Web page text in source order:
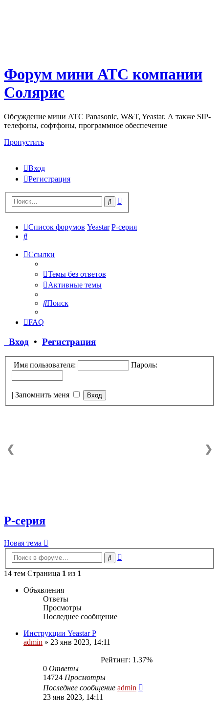
Форум мини АТС компании
Солярис
Обсуждение мини АТС Panasonic, W&T, Yeastar. А также SIP-
телефоны, софтфоны, программное обеспечение
Пропустить
Вход
Регистрация
Поиск
Список форумов Yeastar P-серия
Поиск
Ссылки
Темы без ответов
Активные темы
Поиск
FAQ
Вход • Регистрация
Имя пользователя: Пароль:
| Запомнить меня
❮ ❯
P-серия
Новая тема
Поиск
14 тем Страница 1 из 1
Объявления
Ответы
Просмотры
Последнее сообщение
Инструкции Yeastar P
admin » 23 янв 2023, 14:11
Рейтинг: 1.37%
0 Ответы
14724 Просмотры
Последнее сообщение admin
23 янв 2023, 14:11